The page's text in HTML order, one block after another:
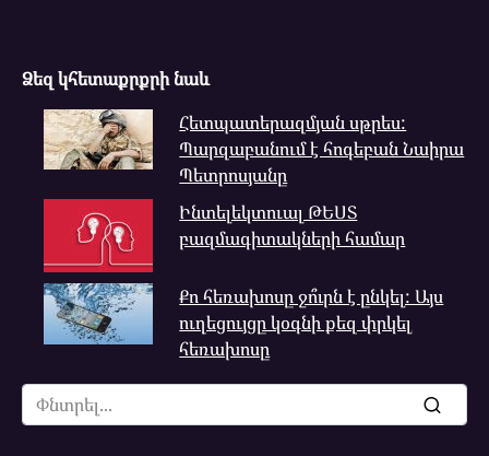
Ձեզ կհետաքրքրի նաև
Հետպատերազմյան սթրես:
Պարզաբանում է հոգեբան Նաիրա
Պետրոսյանը
Ինտելեկտուալ ԹԵՍՏ
բազմագիտակների համար
Քո հեռախոսը ջո՞ւրն է ընկել: Այս
ուղեցույցը կօգնի քեզ փրկել
հեռախոսը
Search
for: